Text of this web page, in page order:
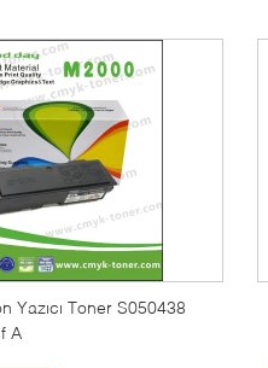
Yazıcı Toner S050438
A